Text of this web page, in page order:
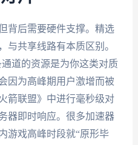
背后需要硬件支撑。精选
与共享线路有本质区别。
道的资源是为你这类对质
因为高峰期用户激增而被
箭联盟》中进行毫秒级对
器即时响应。很多加速器
游戏高峰时段就“原形毕